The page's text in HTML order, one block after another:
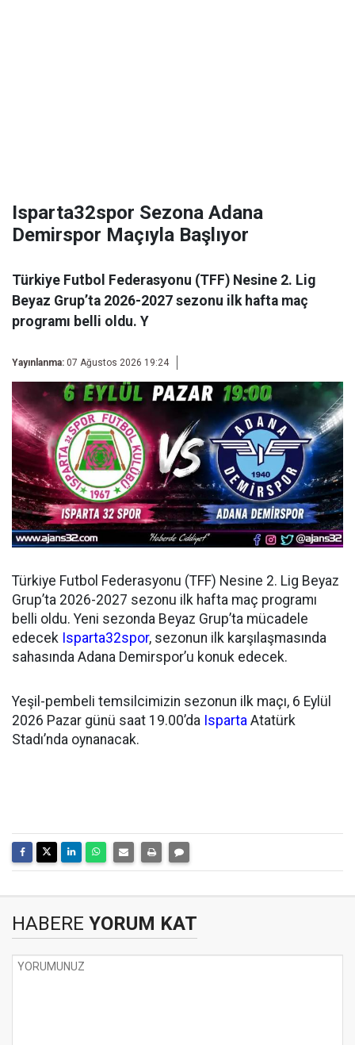
Isparta32spor Sezona Adana
Demirspor Maçıyla Başlıyor
Türkiye Futbol Federasyonu (TFF) Nesine 2. Lig
Beyaz Grup’ta 2026-2027 sezonu ilk hafta maç
programı belli oldu. Y
Yayınlanma: 07 Ağustos 2026 19:24
Türkiye Futbol Federasyonu (TFF) Nesine 2. Lig Beyaz
Grup’ta 2026-2027 sezonu ilk hafta maç programı
belli oldu. Yeni sezonda Beyaz Grup’ta mücadele
edecek Isparta32spor, sezonun ilk karşılaşmasında
sahasında Adana Demirspor’u konuk edecek.
Yeşil-pembeli temsilcimizin sezonun ilk maçı, 6 Eylül
2026 Pazar günü saat 19.00’da Isparta Atatürk
Stadı’nda oynanacak.
HABERE YORUM KAT